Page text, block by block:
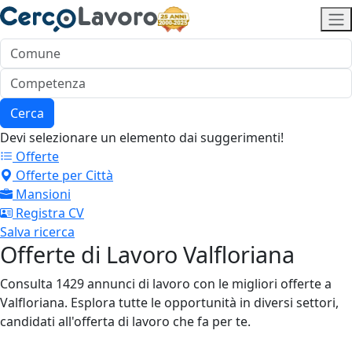
Cerca
Devi selezionare un elemento dai suggerimenti!
Offerte
Offerte per Città
Mansioni
Registra CV
Salva ricerca
Offerte di Lavoro Valfloriana
Consulta 1429 annunci di lavoro con le migliori offerte a
Valfloriana. Esplora tutte le opportunità in diversi settori,
candidati all'offerta di lavoro che fa per te.